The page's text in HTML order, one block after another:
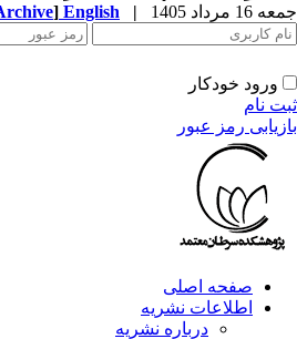
مرداد 1405 |
English
[Archive]
ورود خودکار
نام
رمز عبور
صفحه اصلی
اطلاعات نشریه
درباره نشریه